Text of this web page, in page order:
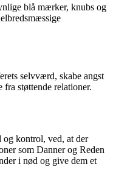
blå mærker, knubs og
selvværd, skabe angst
fra støttende relationer.
kontrol, ved, at der
som Danner og Reden
i nød og give dem et